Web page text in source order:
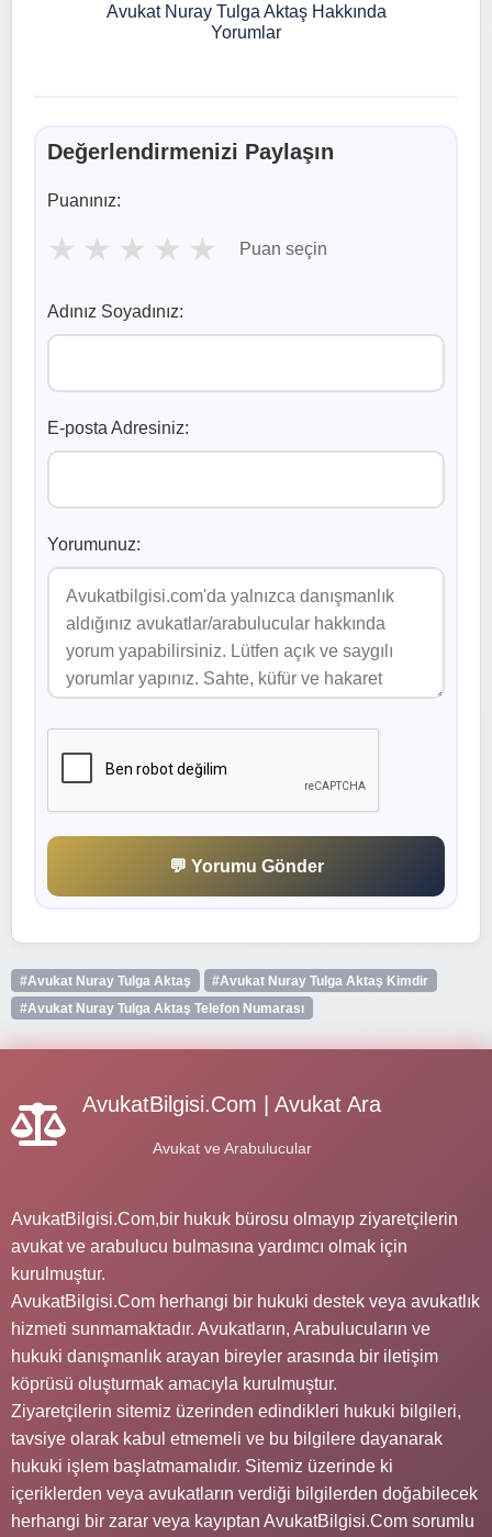
Avukat Nuray Tulga Aktaş Hakkında
Yorumlar
Değerlendirmenizi Paylaşın
Puanınız:
★ ★ ★ ★ ★ Puan seçin
Adınız Soyadınız:
E-posta Adresiniz:
Yorumunuz:
💬 Yorumu Gönder
#Avukat Nuray Tulga Aktaş
#Avukat Nuray Tulga Aktaş Kimdir
#Avukat Nuray Tulga Aktaş Telefon Numarası
AvukatBilgisi.Com | Avukat Ara
Avukat ve Arabulucular
AvukatBilgisi.Com,bir hukuk bürosu olmayıp ziyaretçilerin
avukat ve arabulucu bulmasına yardımcı olmak için
kurulmuştur.
AvukatBilgisi.Com herhangi bir hukuki destek veya avukatlık
hizmeti sunmamaktadır. Avukatların, Arabulucuların ve
hukuki danışmanlık arayan bireyler arasında bir iletişim
köprüsü oluşturmak amacıyla kurulmuştur.
Ziyaretçilerin sitemiz üzerinden edindikleri hukuki bilgileri,
tavsiye olarak kabul etmemeli ve bu bilgilere dayanarak
hukuki işlem başlatmamalıdır. Sitemiz üzerinde ki
içeriklerden veya avukatların verdiği bilgilerden doğabilecek
herhangi bir zarar veya kayıptan AvukatBilgisi.Com sorumlu